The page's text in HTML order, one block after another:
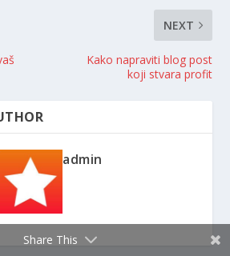
NEXT
Kako napraviti blog post
koji stvara profit
admin
Share This